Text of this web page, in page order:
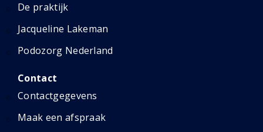
De praktijk
Jacqueline Lakeman
Podozorg Nederland
Contact
Contactgegevens
Maak een afspraak